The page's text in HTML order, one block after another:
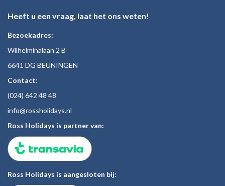
Heeft u een vraag, laat het ons weten!
Bezoekadres:
Wilhelminalaan 2 B
6641 DG BEUNINGEN
Contact:
(024) 642 48 48
info@rossholidays.nl
Ross Holidays is partner van:
Ross Holidays is aangesloten bij: